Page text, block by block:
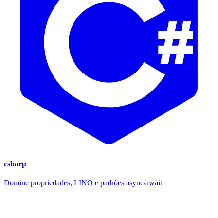
csharp
Domine propriedades, LINQ e padrões async/await